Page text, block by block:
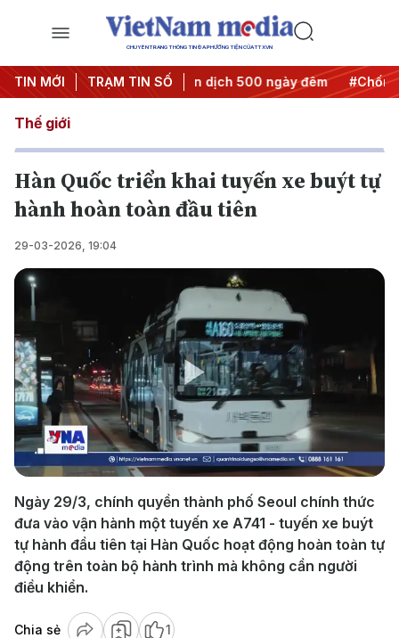
CHUYÊN TRANG THÔNG TIN ĐA PHƯƠNG TIỆN CỦA TTXVN
TIN MỚI TRẠM TIN SỐ
hành động #Chiến dịch 500 ngày đêm #Chống khai
Thế giới
Hàn Quốc triển khai tuyến xe buýt tự
hành hoàn toàn đầu tiên
29-03-2026, 19:04
Play
Video
Ngày 29/3, chính quyền thành phố Seoul chính thức
đưa vào vận hành một tuyến xe A741 - tuyến xe buýt
tự hành đầu tiên tại Hàn Quốc hoạt động hoàn toàn tự
động trên toàn bộ hành trình mà không cần người
điều khiển.
Chia sẻ 1